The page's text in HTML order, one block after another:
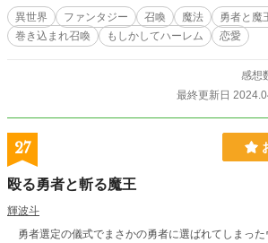
っていたら、自分達の体も光りだす。 「怖い……」
き付かれるが俺だって怖いんだよ。
異世界 ファンタジー 召喚 魔法 勇者と魔
巻き込まれ召喚
もしかしてハーレム 恋愛
感想
最終更新日
27
殴る勇者と斬る魔王
輝波斗
勇者選定の儀式でまさかの勇者に選ばれてしまっ